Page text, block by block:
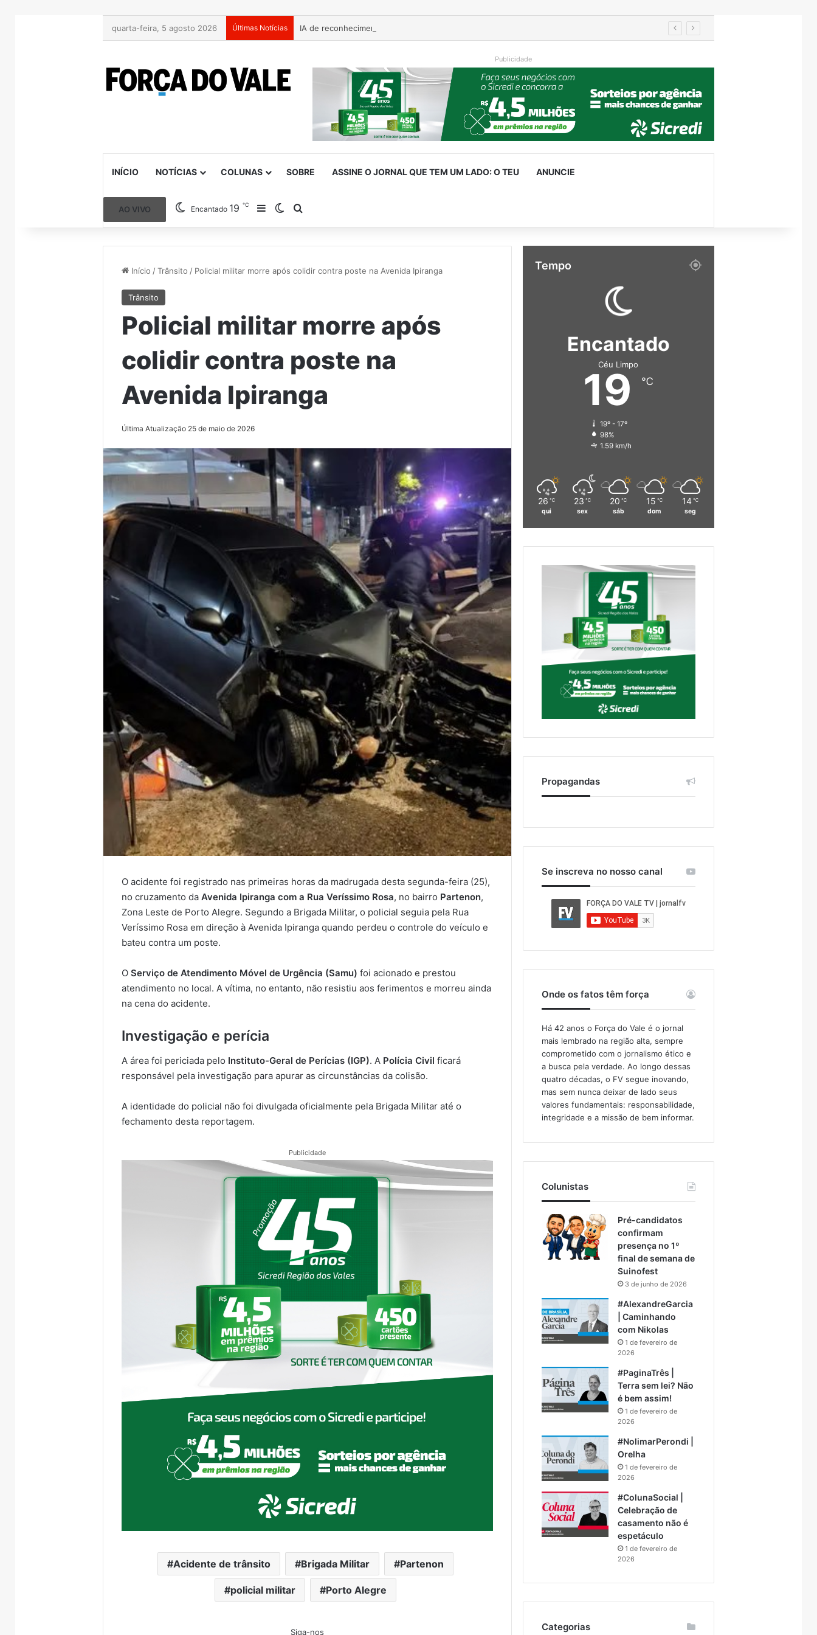
quarta-feira, 5 agosto 2026 Últimas Notícias
Publicidade
INÍCIO NOTÍCIAS COLUNAS SOBRE ASSINE O JORNAL QUE TEM UM LADO: O TEU ANUNCIE
AO VIVO Encantado 19℃ Barra Lateral
Switch skin
Início / Trânsito / Policial militar morre após colidir contra poste na Avenida Ipiranga
Trânsito
Policial militar morre após
colidir contra poste na
Avenida Ipiranga
Última Atualização 25 de maio de 2026
O acidente foi registrado nas primeiras horas da madrugada desta segunda-feira (25),
no cruzamento daAvenida Ipiranga com a Rua Veríssimo Rosa, no bairro Partenon,
Zona Leste de Porto Alegre. Segundo a Brigada Militar, o policial seguia pela Rua
Veríssimo Rosa em direção à Avenida Ipiranga quando perdeu o controle do veículo e
bateu contra um poste.
OServiço de Atendimento Móvel de Urgência (Samu) foi acionado e prestou
atendimento no local. A vítima, no entanto, não resistiu aos ferimentos e morreu ainda
na cena do acidente.
Investigação e perícia
A área foi periciada pelo Instituto-Geral de Perícias (IGP). A Polícia Civil ficará
responsável pela investigação para apurar as circunstâncias da colisão.
A identidade do policial não foi divulgada oficialmente pela Brigada Militar até o
fechamento desta reportagem.
Publicidade
Acidente de trânsito Brigada Militar Partenon
policial militar Porto Alegre
Siga-nos
Tempo
Encantado
Céu Limpo
19 ℃
19º - 17º
98%
1.59 km/h
26 ℃
qui
23 ℃
sex
20 ℃
sáb
15 ℃
dom
14 ℃
seg
Propagandas
Se inscreva no nosso canal
Onde os fatos têm força
Há 42 anos o Força do Vale é o jornal
mais lembrado na região alta, sempre
comprometido com o jornalismo ético e
a busca pela verdade. Ao longo dessas
quatro décadas, o FV segue inovando,
mas sem nunca deixar de lado seus
valores fundamentais: responsabilidade,
integridade e a missão de bem informar.​
Colunistas
Pré-candidatos
confirmam
presença no 1º
final de semana de
Suinofest
3 de junho de 2026
#AlexandreGarcia
| Caminhando
com Nikolas
1 de fevereiro de
2026
#PaginaTrês |
Terra sem lei? Não
é bem assim!
1 de fevereiro de
2026
#NolimarPerondi |
Orelha
1 de fevereiro de
2026
#ColunaSocial |
Celebração de
casamento não é
espetáculo
1 de fevereiro de
2026
Categorias